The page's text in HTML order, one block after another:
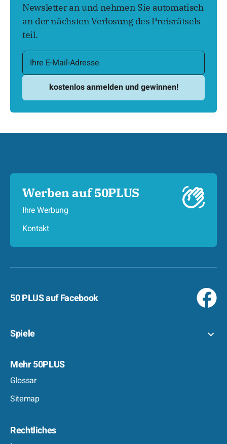
Newsletter an und nehmen Sie automatisch
an der nächsten Verlosung des Preisrätsels
teil.
Werben auf 50PLUS
Ihre Werbung
Kontakt
50 PLUS auf Facebook
Spiele
Mehr 50PLUS
Glossar
Sitemap
Rechtliches